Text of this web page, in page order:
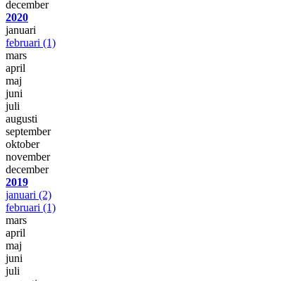
december
2020
januari
februari (1)
mars
april
maj
juni
juli
augusti
september
oktober
november
december
2019
januari (2)
februari (1)
mars
april
maj
juni
juli